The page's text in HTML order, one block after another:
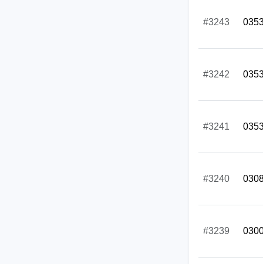
#3243
#3242
#3241
#3240
#3239